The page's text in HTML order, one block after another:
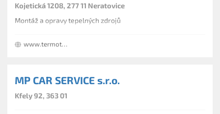
Kojetická 1208, 277 11 Neratovice
Montáž a opravy tepelných zdrojů
www.termotrans.cz
MP CAR SERVICE s.r.o.
Kfely 92, 363 01